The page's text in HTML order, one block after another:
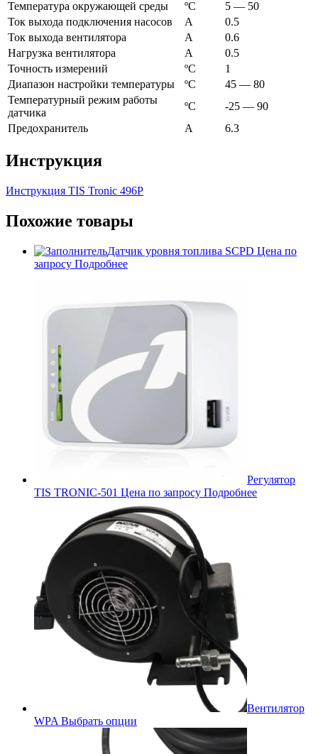
Температура окружающей среды
ºС
5 — 50
Ток выхода подключения насосов
А
0.5
Ток выхода вентилятора
А
0.6
Нагрузка вентилятора
А
0.5
Точность измерений
ºС
1
Диапазон настройки температуры
ºС
45 — 80
Температурный режим работы
датчика
ºС
-25 — 90
Предохранитель
А 6.3
Инструкция
Инструкция TIS Tronic 496P
Похожие товары
Датчик уровня топлива SCPD Цена по
запросу Подробнее
Регулятор
TIS TRONIC-501 Цена по запросу Подробнее
Вентилятор
WPA Выбрать опции